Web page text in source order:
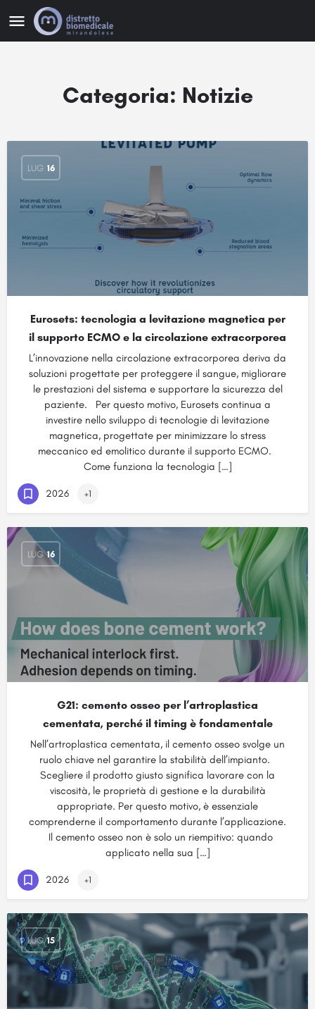
Categoria: Notizie
LUG 16
Eurosets: tecnologia a levitazione magnetica per
il supporto ECMO e la circolazione extracorporea
L’innovazione nella circolazione extracorporea deriva da
soluzioni progettate per proteggere il sangue, migliorare
le prestazioni del sistema e supportare la sicurezza del
paziente. Per questo motivo, Eurosets continua a
investire nello sviluppo di tecnologie di levitazione
magnetica, progettate per minimizzare lo stress
meccanico ed emolitico durante il supporto ECMO.
Come funziona la tecnologia […]
2026 +1
LUG 16
G21: cemento osseo per l’artroplastica
cementata, perché il timing è fondamentale
Nell’artroplastica cementata, il cemento osseo svolge un
ruolo chiave nel garantire la stabilità dell’impianto.
Scegliere il prodotto giusto significa lavorare con la
viscosità, le proprietà di gestione e la durabilità
appropriate. Per questo motivo, è essenziale
comprenderne il comportamento durante l’applicazione.
Il cemento osseo non è solo un riempitivo: quando
applicato nella sua […]
2026 +1
LUG 15